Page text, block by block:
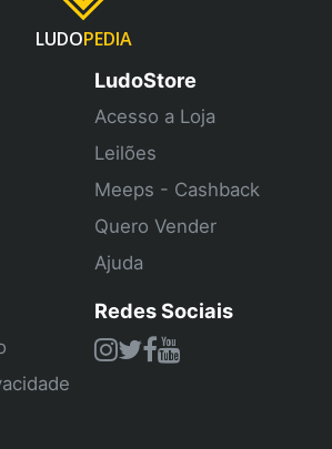
LUDOPEDIA
LudoStore
Acesso a Loja
Leilões
Meeps - Cashback
Quero Vender
Ajuda
Redes Sociais